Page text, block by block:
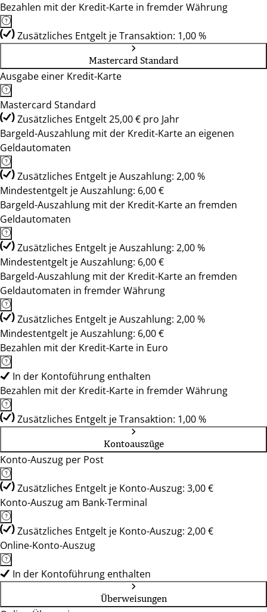
Bezahlen mit der Kredit-Karte in fremder Währung
Zusätzliches Entgelt je Transaktion: 1,00 %
Mastercard Standard
Ausgabe einer Kredit-Karte
Mastercard Standard
Zusätzliches Entgelt 25,00 € pro Jahr
Bargeld-Auszahlung mit der Kredit-Karte an eigenen
Geldautomaten
Zusätzliches Entgelt je Auszahlung: 2,00 %
Mindestentgelt je Auszahlung: 6,00 €
Bargeld-Auszahlung mit der Kredit-Karte an fremden
Geldautomaten
Zusätzliches Entgelt je Auszahlung: 2,00 %
Mindestentgelt je Auszahlung: 6,00 €
Bargeld-Auszahlung mit der Kredit-Karte an fremden
Geldautomaten in fremder Währung
Zusätzliches Entgelt je Auszahlung: 2,00 %
Mindestentgelt je Auszahlung: 6,00 €
Bezahlen mit der Kredit-Karte in Euro
In der Kontoführung enthalten
Bezahlen mit der Kredit-Karte in fremder Währung
Zusätzliches Entgelt je Transaktion: 1,00 %
Kontoauszüge
Konto-Auszug per Post
Zusätzliches Entgelt je Konto-Auszug: 3,00 €
Konto-Auszug am Bank-Terminal
Zusätzliches Entgelt je Konto-Auszug: 2,00 €
Online-Konto-Auszug
In der Kontoführung enthalten
Überweisungen